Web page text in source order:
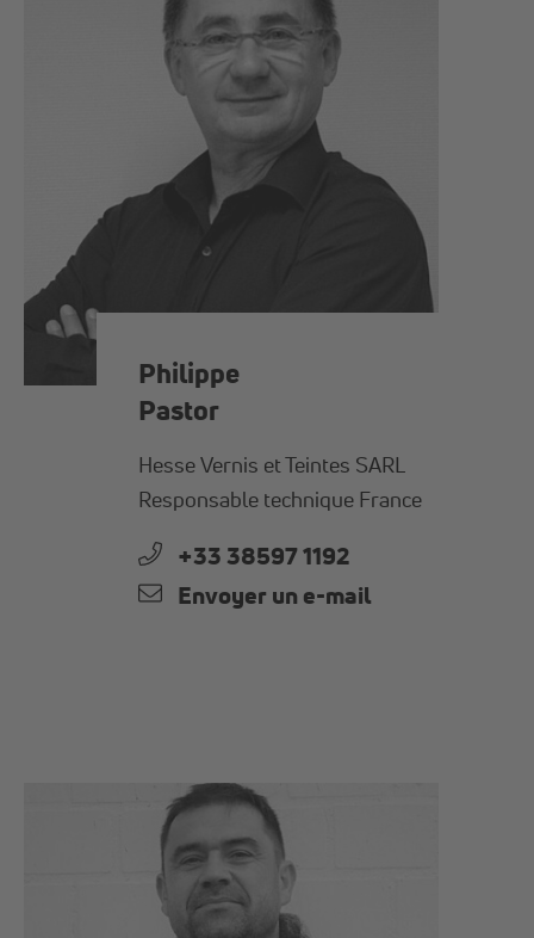
Philippe
Pastor
Hesse Vernis et Teintes SARL
Responsable technique France
+33 38597 1192
Envoyer un e-mail